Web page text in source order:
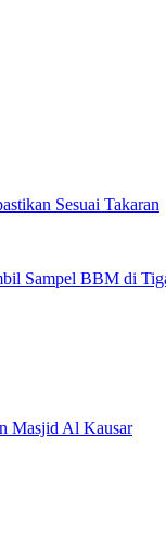
Sesuai Takaran
Sampel BBM di
Masjid Al Kausar